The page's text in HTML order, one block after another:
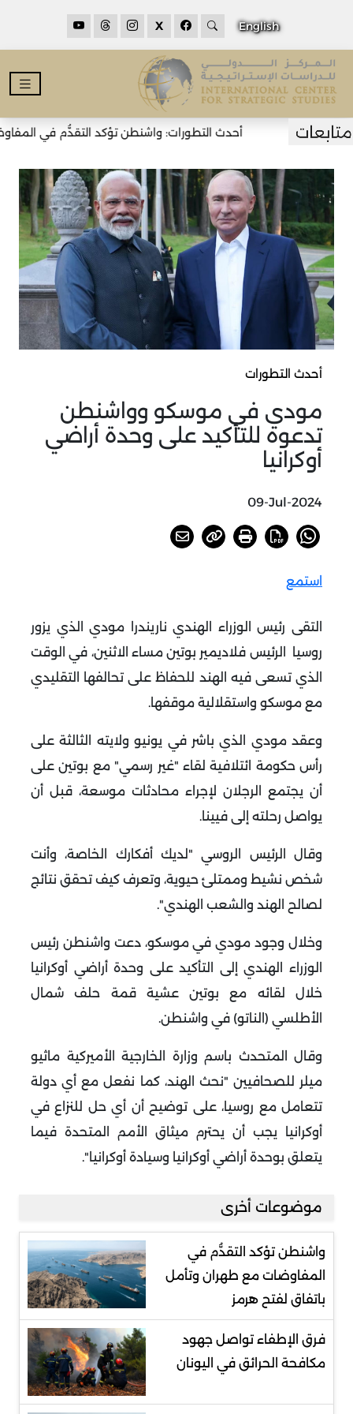
English
X
أحدث التطورات: واشنطن تؤكد التقدُّم في
أحدث التطورات
مودي في موسكو وواشنطن
تدعوه للتأكيد على وحدة أراضي
أوكرانيا
09-Jul-2024
استمع
التقى رئيس الوزراء الهندي ناريندرا مودي الذي يزور
روسيا الرئيس فلاديمير بوتين مساء الاثنين، في الوقت
الذي تسعى فيه الهند للحفاظ على تحالفها التقليدي
مع موسكو واستقلالية موقفها.
وعقد مودي الذي باشر في يونيو ولايته الثالثة على
رأس حكومة ائتلافية لقاء "غير رسمي" مع بوتين على
أن يجتمع الرجلان لإجراء محادثات موسعة، قبل أن
يواصل رحلته إلى فيينا.
وقال الرئيس الروسي "لديك أفكارك الخاصة، وأنت
شخص نشيط وممتلئ حيوية، وتعرف كيف تحقق نتائج
لصالح الهند والشعب الهندي".
وخلال وجود مودي في موسكو، دعت واشنطن رئيس
الوزراء الهندي إلى التأكيد على وحدة أراضي أوكرانيا
خلال لقائه مع بوتين عشية قمة حلف شمال
الأطلسي (الناتو) في واشنطن.
وقال المتحدث باسم وزارة الخارجية الأميركية ماثيو
ميلر للصحافيين "نحث الهند، كما نفعل مع أي دولة
تتعامل مع روسيا، على توضيح أن أي حل للنزاع في
أوكرانيا يجب أن يحترم ميثاق الأمم المتحدة فيما
يتعلق بوحدة أراضي أوكرانيا وسيادة أوكرانيا".
موضوعات أخرى
واشنطن تؤكد التقدُّم في
المفاوضات مع طهران وتأمل
باتفاق لفتح هرمز
فرق الإطفاء تواصل جهود
مكافحة الحرائق في اليونان